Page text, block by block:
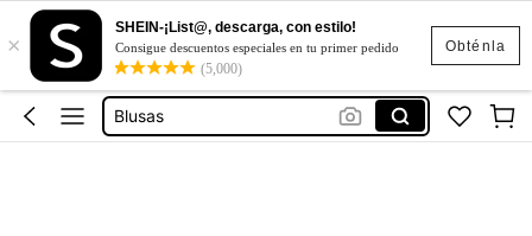
Obténla
×
SHEIN-¡List@, descarga, con estilo!
Consigue descuentos especiales en tu primer pedido
(5,000)
Vestidos Casuales
Vestidos
Blusas